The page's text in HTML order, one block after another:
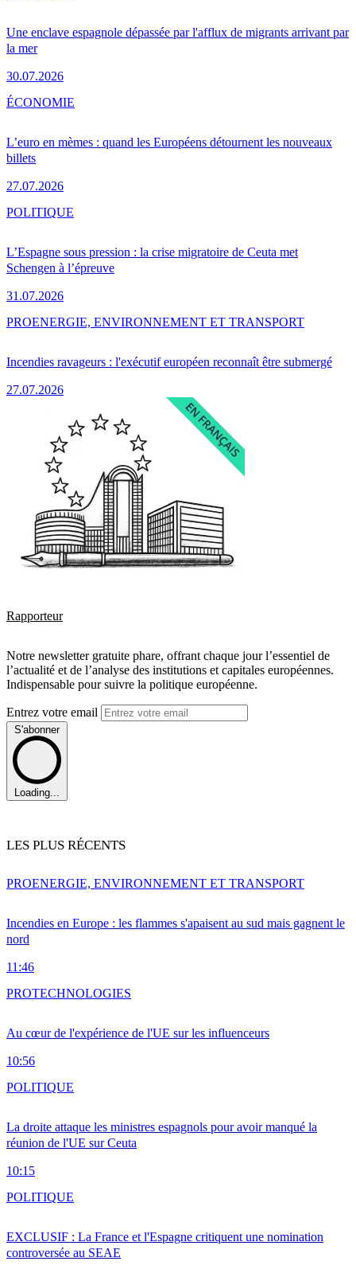
Une enclave espagnole dépassée par l'afflux de migrants arrivant par
la mer
30.07.2026
L’euro en mèmes : quand les Européens détournent les nouveaux
billets
27.07.2026
ÉCONOMIE
L’Espagne sous pression : la crise migratoire de Ceuta met
Schengen à l’épreuve
31.07.2026
POLITIQUE
Incendies ravageurs : l'exécutif européen reconnaît être submergé
27.07.2026
PROENERGIE, ENVIRONNEMENT ET TRANSPORT
Rapporteur
Notre newsletter gratuite phare, offrant chaque jour l’essentiel de
l’actualité et de l’analyse des institutions et capitales européennes.
Indispensable pour suivre la politique européenne.
Entrez votre email
S'abonner
Loading...
LES PLUS RÉCENTS
Incendies en Europe : les flammes s'apaisent au sud mais gagnent le
nord
11:46
PROENERGIE, ENVIRONNEMENT ET TRANSPORT
Au cœur de l'expérience de l'UE sur les influenceurs
10:56
PROTECHNOLOGIES
La droite attaque les ministres espagnols pour avoir manqué la
réunion de l'UE sur Ceuta
10:15
POLITIQUE
EXCLUSIF : La France et l'Espagne critiquent une nomination
controversée au SEAE
POLITIQUE